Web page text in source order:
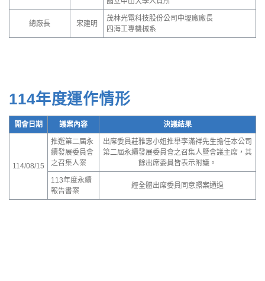
總廠長 宋建明
茂林光電科技股份公司中壢廠廠長
四海工專機械系
114年度運作情形
開會日期 議案內容 決議結果
114/08/15
推選第二屆永
續發展委員會
之召集人案
出席委員莊雅惠小姐推舉李滿祥先生擔任本公司
第二屆永續發展委員會之召集人暨會議主席，其
餘出席委員皆表示附議。
113年度永續
報告書案
經全體出席委員同意照案通過